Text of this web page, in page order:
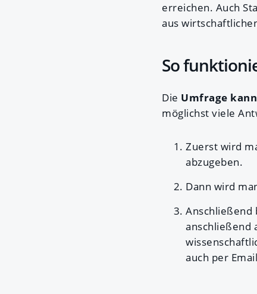
erreichen. Auch
aus
So
Die Umfrage
möglichst viele
Zuerst wird
abzugeben.
Dann wird
Anschließend
anschließend
auch per